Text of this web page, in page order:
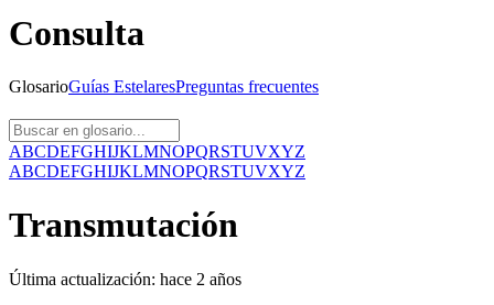
Consulta
GlosarioGuías EstelaresPreguntas frecuentes
ABCDEFGHIJKLMNOPQRSTUVXYZ
ABCDEFGHIJKLMNOPQRSTUVXYZ
Transmutación
Última actualización: hace 2 años